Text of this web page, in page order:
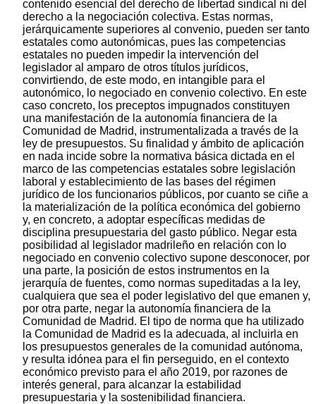
contenido esencial del derecho de libertad sindical ni del
derecho a la negociación colectiva. Estas normas,
jerárquicamente superiores al convenio, pueden ser tanto
estatales como autonómicas, pues las competencias
estatales no pueden impedir la intervención del
legislador al amparo de otros títulos jurídicos,
convirtiendo, de este modo, en intangible para el
autonómico, lo negociado en convenio colectivo. En este
caso concreto, los preceptos impugnados constituyen
una manifestación de la autonomía financiera de la
Comunidad de Madrid, instrumentalizada a través de la
ley de presupuestos. Su finalidad y ámbito de aplicación
en nada incide sobre la normativa básica dictada en el
marco de las competencias estatales sobre legislación
laboral y establecimiento de las bases del régimen
jurídico de los funcionarios públicos, por cuanto se ciñe a
la materialización de la política económica del gobierno
y, en concreto, a adoptar específicas medidas de
disciplina presupuestaria del gasto público. Negar esta
posibilidad al legislador madrileño en relación con lo
negociado en convenio colectivo supone desconocer, por
una parte, la posición de estos instrumentos en la
jerarquía de fuentes, como normas supeditadas a la ley,
cualquiera que sea el poder legislativo del que emanen y,
por otra parte, negar la autonomía financiera de la
Comunidad de Madrid. El tipo de norma que ha utilizado
la Comunidad de Madrid es la adecuada, al incluirla en
los presupuestos generales de la comunidad autónoma,
y resulta idónea para el fin perseguido, en el contexto
económico previsto para el año 2019, por razones de
interés general, para alcanzar la estabilidad
presupuestaria y la sostenibilidad financiera.